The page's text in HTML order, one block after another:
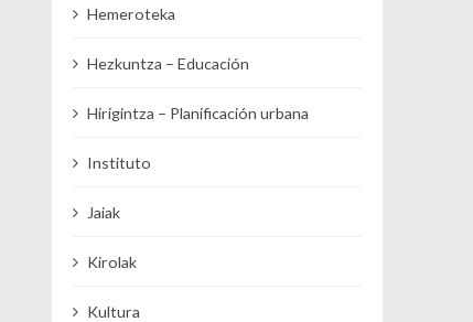
Hemeroteka
Hezkuntza – Educación
Hirigintza – Planificación urbana
Instituto
Jaiak
Kirolak
Kultura